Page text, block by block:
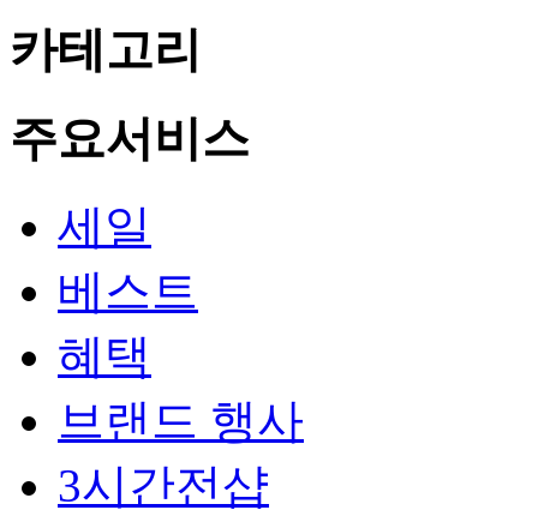
카테고리
주요서비스
세일
베스트
혜택
브랜드 행사
3시간전샵